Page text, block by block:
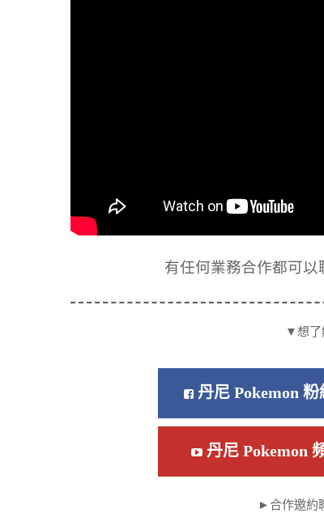
有任何業務合作都可
▼想了
丹尼 Pokemon 粉
丹尼 Pokemon
►合作邀約